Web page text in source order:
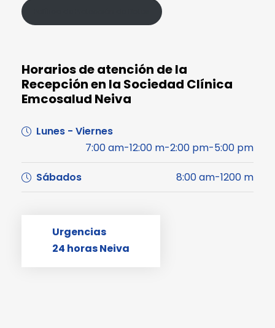
Horarios de atención de la
Recepción en la Sociedad Clínica
Emcosalud Neiva
Lunes - Viernes
7:00 am-12:00 m-2:00 pm-5:00 pm
Sábados 8:00 am-1200 m
Urgencias
24 horas Neiva